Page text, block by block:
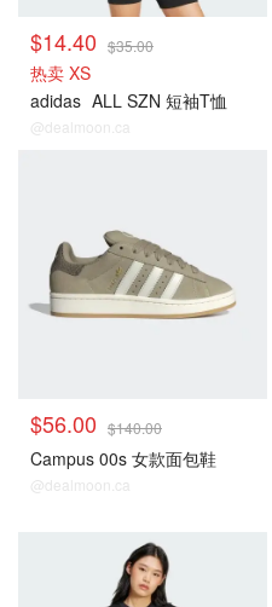
$14.40 $35.00
热卖 XS
adidas ALL SZN 短袖T恤
@dealmoon.ca
$56.00 $140.00
Campus 00s 女款面包鞋
@dealmoon.ca